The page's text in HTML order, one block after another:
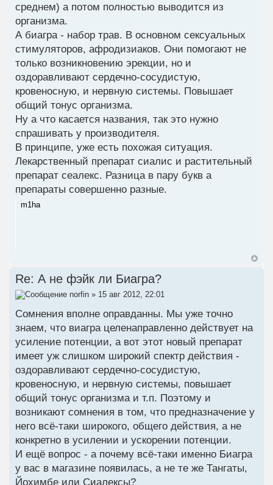
среднем) а потом полностью выводится из
организма.
А биагра - набор трав. В основном сексуальных
стимуляторов, афродизиаков. Они помогают не
только возникновению эрекции, но и
оздоравливают сердечно-сосудистую,
кровеносную, и нервную системы. Повышает
общий тонус организма.
Ну а что касается названия, так это нужно
спрашивать у производителя.
В принципе, уже есть похожая ситуация.
Лекарственный препарат сиалис и растительный
препарат сеалекс. Разница в пару букв а
препараты совершенно разные.
m1ha
Re: А не фэйк ли Биагра?
norfin » 15 авг 2012, 22:01
Сомнения вполне оправданны. Мы уже точно
знаем, что виагра целенаправленно действует на
усиление потенции, а вот этот новый препарат
имеет уж слишком широкий спектр действия -
оздоравливают сердечно-сосудистую,
кровеносную, и нервную системы, повышает
общий тонус организма и т.п. Поэтому и
возникают сомнения в том, что предназначение у
него всё-таки широкого, общего действия, а не
конкретно в усилении и ускорении потенции.
И ещё вопрос - а почему всё-таки именно Биагра
у вас в магазине появилась, а не те же Тангаты,
Йохимбе или Сиалексы?